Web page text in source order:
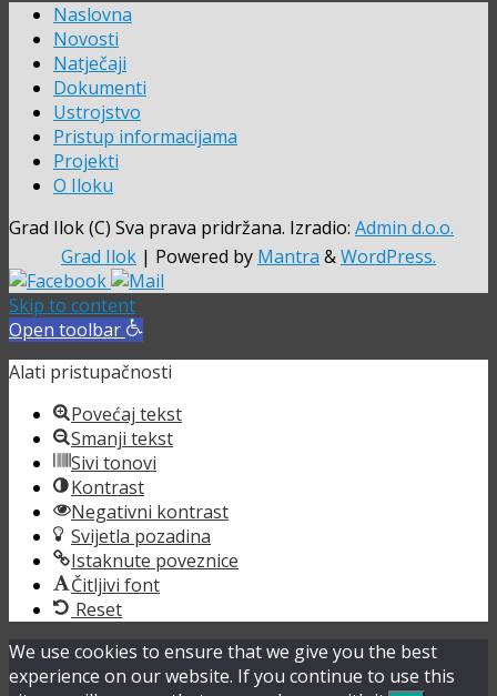
Naslovna
Novosti
Natječaji
Dokumenti
Ustrojstvo
Pristup informacijama
Projekti
O Iloku
Grad Ilok (C) Sva prava pridržana. Izradio: Admin d.o.o.
Grad Ilok | Powered by Mantra &WordPress.
Skip to content
Open toolbar
Alati pristupačnosti
Povećaj tekst
Smanji tekst
Sivi tonovi
Kontrast
Negativni kontrast
Svijetla pozadina
Istaknute poveznice
Čitljivi font
Reset
We use cookies to ensure that we give you the best
experience on our website. If you continue to use this